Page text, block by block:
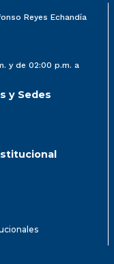
Reyes Echandía
y de 02:00 p.m. a
y Sedes